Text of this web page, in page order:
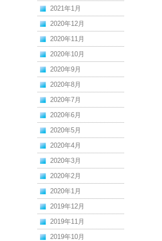
2021年1月
2020年12月
2020年11月
2020年10月
2020年9月
2020年8月
2020年7月
2020年6月
2020年5月
2020年4月
2020年3月
2020年2月
2020年1月
2019年12月
2019年11月
2019年10月